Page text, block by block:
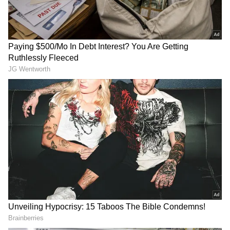
லைட்டர்களின் வரவால் தீப்பெட்டித்
தொழிலின் உள்நாட்டு சந்தை வாய்ப்பு
வேகமாக குறைந்து வருகிறது.
DOWNLOAD APP